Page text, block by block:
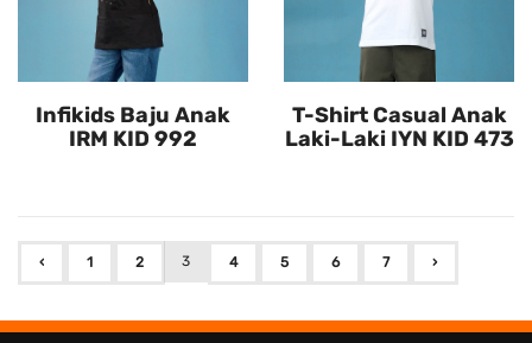
Infikids Baju Anak
IRM KID 992
T-Shirt Casual Anak
Laki-Laki IYN KID 473
‹ 1 2 3 4 5 6 7 ›